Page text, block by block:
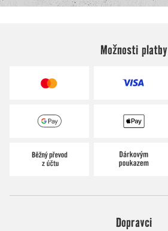
Možnosti platby
Dopravci